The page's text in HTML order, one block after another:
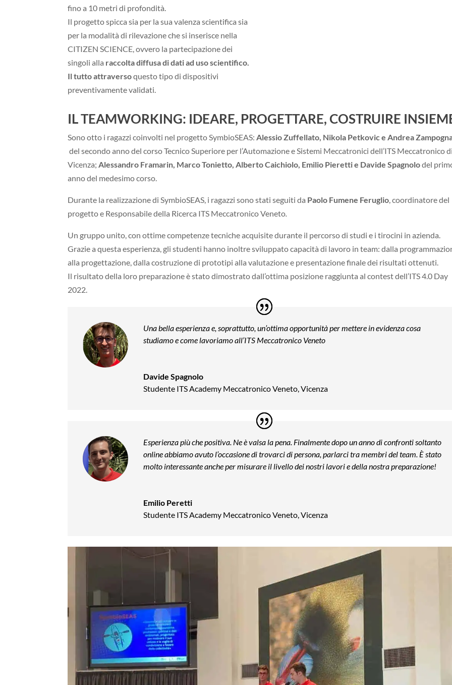
fino a 10 metri di profondità.
Il progetto spicca sia per la sua valenza scientifica sia
per la modalità di rilevazione che si inserisce nella
CITIZEN SCIENCE, ovvero la partecipazione dei
singoli alla raccolta diffusa di dati ad uso scientifico.
Il tutto attraversoquesto tipo di dispositivi
preventivamente validati.
IL TEAMWORKING: IDEARE, PROGETTARE, COSTRUIRE
Sono otto i ragazzi coinvolti nel progetto SymbioSEAS: Alessio Zuffellato, Nikola Petkovic e Andrea
del secondo anno del corso Tecnico Superiore per l’Automazione e Sistemi Meccatronici dell’ITS Meccatronico
Vicenza; Alessandro Framarin, Marco Tonietto, Alberto Caichiolo, Emilio Pieretti e Davide Spagnolodel
anno del medesimo corso.
Durante la realizzazione di SymbioSEAS, i ragazzi sono stati seguiti da Paolo Fumene Feruglio , coordinatore del
progetto e Responsabile della Ricerca ITS Meccatronico Veneto
Un gruppo unito, con ottime competenze tecniche acquisite durante il percorso di studi e i tirocini in azienda.
Grazie a questa esperienza, gli studenti hanno inoltre sviluppato capacità di lavoro in team: dalla
alla progettazione, dalla costruzione di prototipi alla valutazione e presentazione finale dei risultati ottenuti.
Il risultato della loro preparazione è stato dimostrato dall’ottima posizione raggiunta al contest dell’ITS 4.0 Day
2022.
Una bella esperienza e, soprattutto, un’ottima opportunità per mettere in evidenza cosa
studiamo e come lavoriamo all’ITS Meccatronico Veneto
Davide Spagnolo
Studente ITS Academy Meccatronico Veneto, Vicenza
Esperienza più che positiva. Ne è valsa la pena. Finalmente dopo un anno di confronti soltanto
online abbiamo avuto l’occasione di trovarci di persona, parlarci tra membri del team. È stato
molto interessante anche per misurare il livello dei nostri lavori e della nostra preparazione!
Emilio Peretti
Studente ITS Academy Meccatronico Veneto, Vicenza